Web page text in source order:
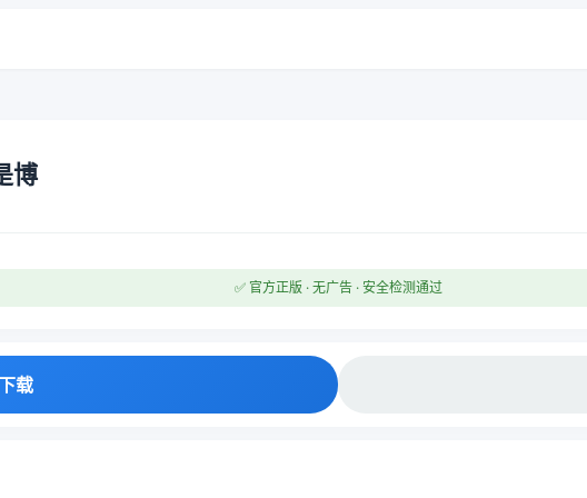
博
✅ 官方正版 · 无广告 · 安全检测通过
载